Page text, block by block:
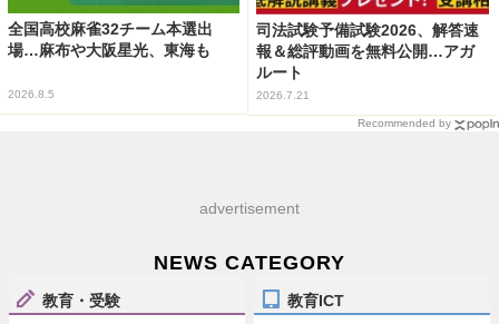
全国高校麻雀32チーム本選出
場…麻布や大阪星光、東海も
2026.8.5
司法試験予備試験2026、解答速
報＆総評動画を無料公開…アガ
ルート
2026.7.21
Recommended by
advertisement
NEWS CATEGORY
教育・受験 教育ICT